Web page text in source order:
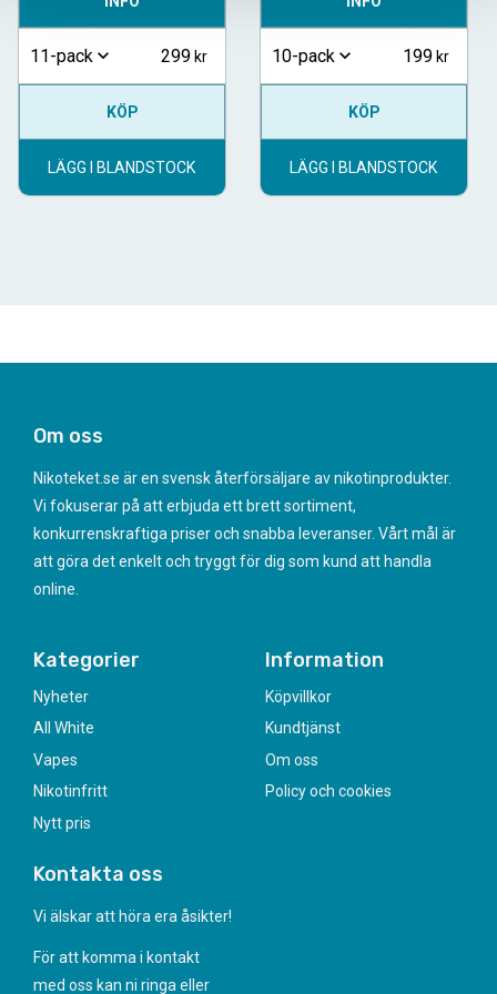
11-pack 299
KÖP
LÄGG I BLANDSTOCK
10-pack 199
KÖP
LÄGG I BLANDSTOCK
Om oss
Nikoteket.se är en svensk återförsäljare av nikotinprodukter.
Vi fokuserar på att erbjuda ett brett sortiment,
konkurrenskraftiga priser och snabba leveranser. Vårt mål är
att göra det enkelt och tryggt för dig som kund att handla
online.
Kategorier
Nyheter
All White
Vapes
Nikotinfritt
Nytt pris
Information
Köpvillkor
Kundtjänst
Om oss
Policy och cookies
Kontakta oss
Vi älskar att höra era åsikter!
För att komma i kontakt
med oss kan ni ringa eller